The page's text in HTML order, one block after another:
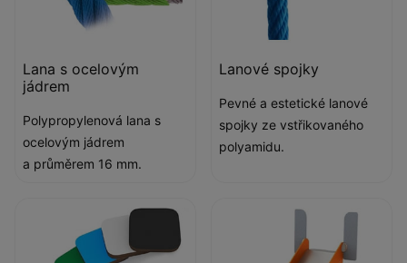
Lana s ocelovým
jádrem
Polypropylenová lana s
ocelovým jádrem
a průměrem 16 mm.
Lanové spojky
Pevné a estetické lanové
spojky ze vstřikovaného
polyamidu.